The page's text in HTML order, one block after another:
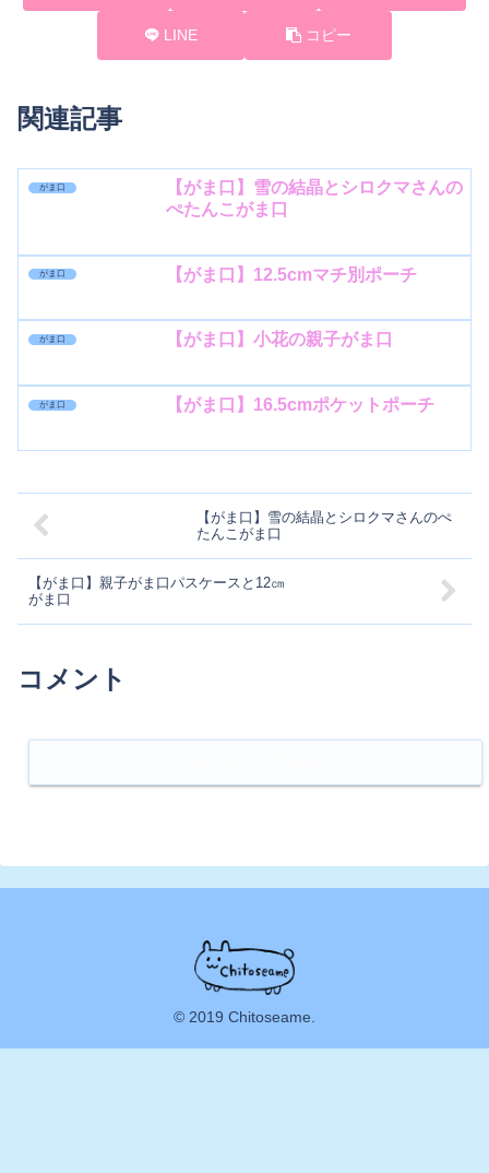
LINE コピー
関連記事
がま口
【がま口】雪の結晶とシロクマさんの
ぺたんこがま口
がま口 【がま口】12.5cmマチ別ポーチ
がま口 【がま口】小花の親子がま口
がま口 【がま口】16.5cmポケットポーチ
【がま口】雪の結晶とシロクマさんのぺ
たんこがま口
【がま口】親子がま口パスケースと12㎝
がま口
コメント
© 2019 Chitoseame.